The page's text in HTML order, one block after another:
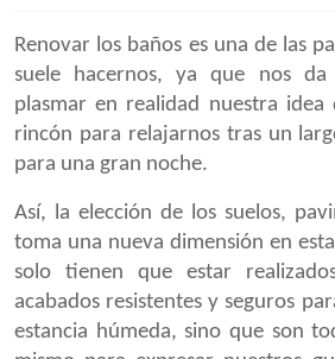
Renovar los baños es una de las
suele hacernos, ya que nos
plasmar en realidad nuestra idea
rincón para relajarnos tras un
para una gran noche.
Así, la elección de los suelos,
toma una nueva dimensión en
solo tienen que estar
acabados resistentes y seguros
estancia húmeda, sino que son